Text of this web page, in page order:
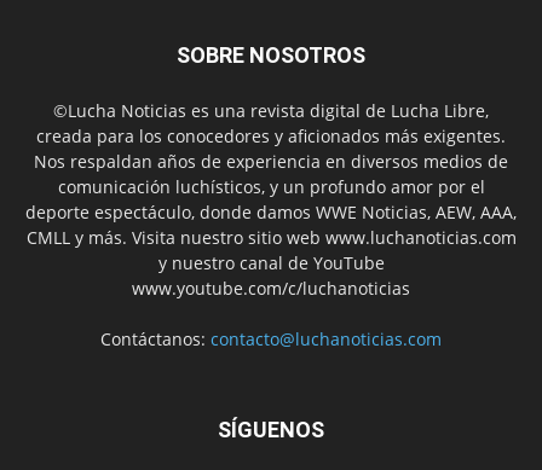
SOBRE NOSOTROS
©Lucha Noticias es una revista digital de Lucha Libre,
creada para los conocedores y aficionados más exigentes.
Nos respaldan años de experiencia en diversos medios de
comunicación luchísticos, y un profundo amor por el
deporte espectáculo, donde damos WWE Noticias, AEW, AAA,
CMLL y más. Visita nuestro sitio web www.luchanoticias.com
y nuestro canal de YouTube
www.youtube.com/c/luchanoticias
Contáctanos: contacto@luchanoticias.com
SÍGUENOS